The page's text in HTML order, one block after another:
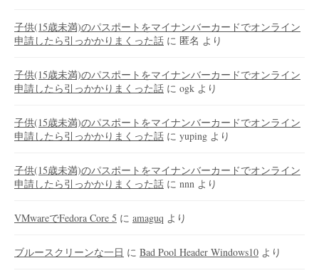
子供(15歳未満)のパスポートをマイナンバーカードでオンライン
申請したら引っかかりまくった話 に 匿名 より
子供(15歳未満)のパスポートをマイナンバーカードでオンライン
申請したら引っかかりまくった話 に ogk より
子供(15歳未満)のパスポートをマイナンバーカードでオンライン
申請したら引っかかりまくった話 に yuping より
子供(15歳未満)のパスポートをマイナンバーカードでオンライン
申請したら引っかかりまくった話 に nnn より
VMwareでFedora Core 5 に amaguq より
ブルースクリーンな一日 に Bad Pool Header Windows10 より